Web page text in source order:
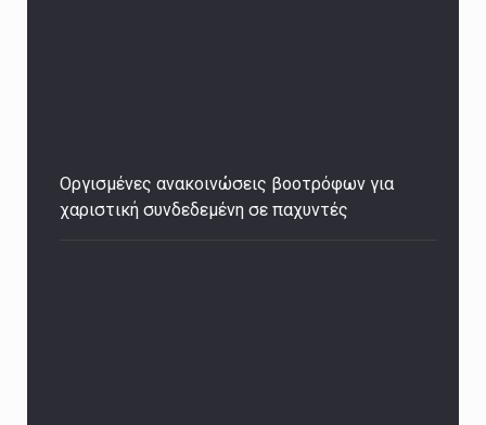
Οργισμένες ανακοινώσεις βοοτρόφων για
χαριστική συνδεδεμένη σε παχυντές